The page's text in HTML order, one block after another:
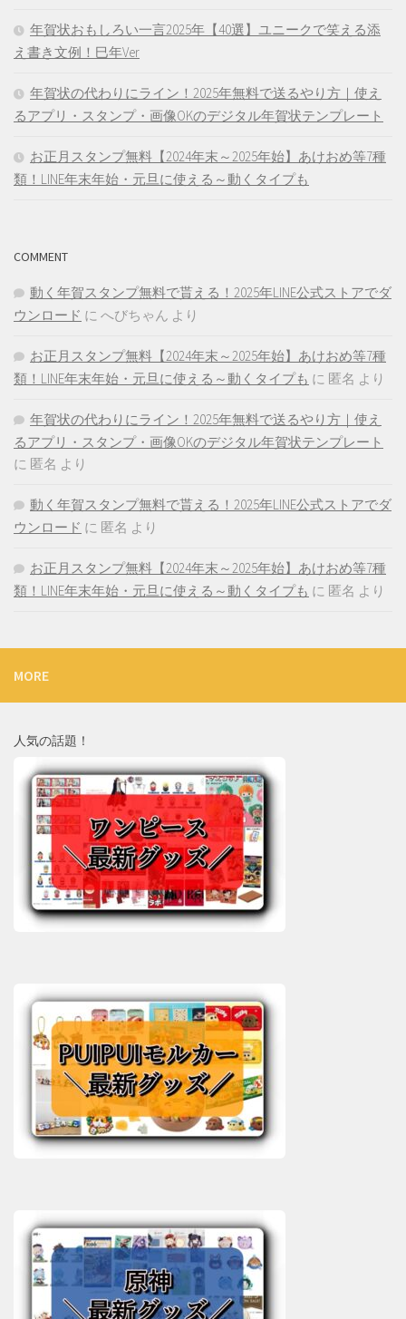
年賀状おもしろい一言2025年【40選】ユニークで笑える添
え書き文例！巳年Ver
年賀状の代わりにライン！2025年無料で送るやり方｜使え
るアプリ・スタンプ・画像OKのデジタル年賀状テンプレート
お正月スタンプ無料【2024年末～2025年始】あけおめ等7種
類！LINE年末年始・元旦に使える～動くタイプも
COMMENT
動く年賀スタンプ無料で貰える！2025年LINE公式ストアでダ
ウンロード に へびちゃん より
お正月スタンプ無料【2024年末～2025年始】あけおめ等7種
類！LINE年末年始・元旦に使える～動くタイプも に 匿名 より
年賀状の代わりにライン！2025年無料で送るやり方｜使え
るアプリ・スタンプ・画像OKのデジタル年賀状テンプレート
に 匿名 より
動く年賀スタンプ無料で貰える！2025年LINE公式ストアでダ
ウンロード に 匿名 より
お正月スタンプ無料【2024年末～2025年始】あけおめ等7種
類！LINE年末年始・元旦に使える～動くタイプも に 匿名 より
MORE
人気の話題！